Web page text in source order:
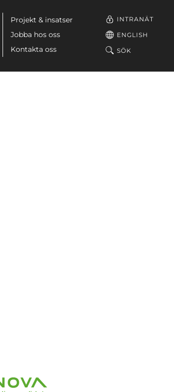
Projekt & insatser
Jobba hos oss
Kontakta oss
INTRANÄT
ENGLISH
SÖK